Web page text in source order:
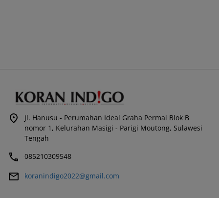
Jl. Hanusu - Perumahan Ideal Graha Permai Blok B
nomor 1, Kelurahan Masigi - Parigi Moutong, Sulawesi
Tengah
085210309548
koranindigo2022@gmail.com